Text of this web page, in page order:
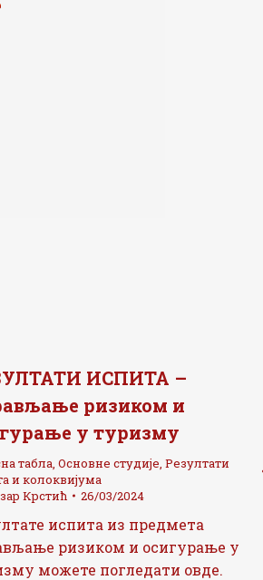
ИСПИТА –
ризиком и
у туризму
табла, Основне студије, Резултати
и колоквијума
Крстић 26/03/2024
испита из предмета
ризиком и осигурање у
можете погледати овде.